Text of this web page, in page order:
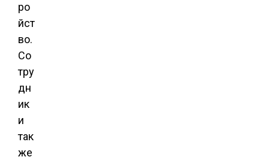
ро
йст
во.
Со
тру
дн
ик
и
так
же